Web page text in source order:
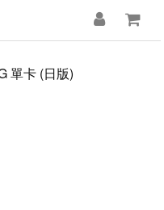
單卡 (日版)